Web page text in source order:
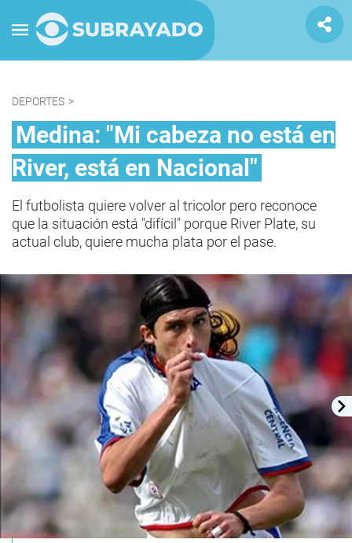
DEPORTES >
Medina: "Mi cabeza no está en
River, está en Nacional"
El futbolista quiere volver al tricolor pero reconoce
que la situación está "difícil" porque River Plate, su
actual club, quiere mucha plata por el pase.